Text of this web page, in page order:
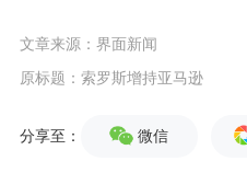
文章来源：界面新闻
原标题：索罗斯增持亚马逊
分享至： 微信